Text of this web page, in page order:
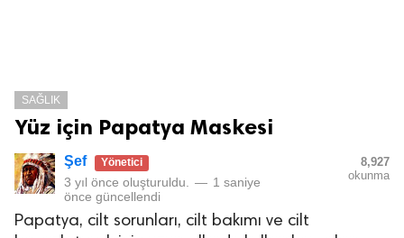
SAĞLIK
Yüz için Papatya Maskesi
Şef Yönetici
3 yıl önce oluşturuldu. — 1 saniye
önce güncellendi
8,927
okunma
Papatya, cilt sorunları, cilt bakımı ve cilt